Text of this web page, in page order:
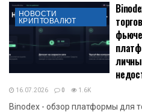
НОВОСТИ
КРИПТОВАЛЮТ
16.07.2026 0 1.6K
Binodex - обзор платформы для